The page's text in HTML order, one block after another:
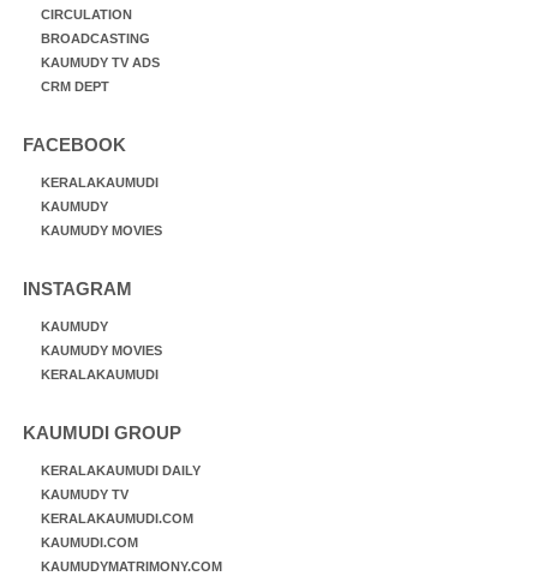
CIRCULATION
BROADCASTING
KAUMUDY TV ADS
CRM DEPT
FACEBOOK
KERALAKAUMUDI
KAUMUDY
KAUMUDY MOVIES
INSTAGRAM
KAUMUDY
KAUMUDY MOVIES
KERALAKAUMUDI
KAUMUDI GROUP
KERALAKAUMUDI DAILY
KAUMUDY TV
KERALAKAUMUDI.COM
KAUMUDI.COM
KAUMUDYMATRIMONY.COM